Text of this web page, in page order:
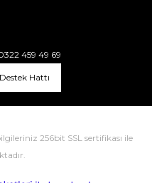
459 49 69
Hattı
256bit SSL sertifikası ile